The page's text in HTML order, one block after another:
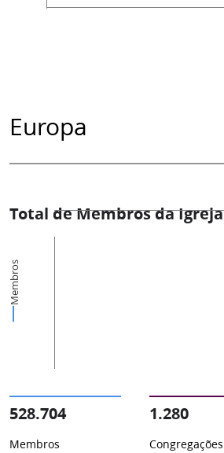
Europa
Total de Membros da Igreja
Membros
528.704
Membros
1.280
Congregações